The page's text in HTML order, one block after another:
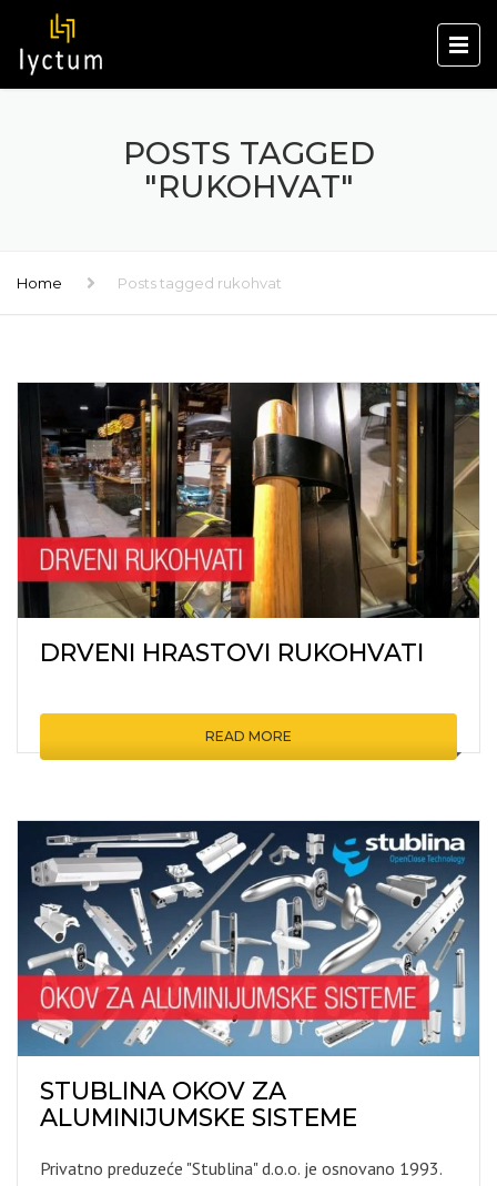
POSTS TAGGED
"RUKOHVAT"
Home Posts tagged rukohvat
DRVENI HRASTOVI RUKOHVATI
READ MORE
STUBLINA OKOV ZA
ALUMINIJUMSKE SISTEME
Privatno preduzeće "Stublina" d.o.o. je osnovano 1993.